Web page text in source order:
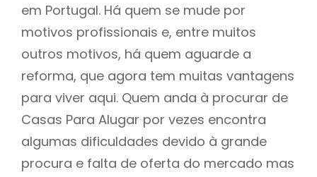
em Portugal. Há quem se mude por
motivos profissionais e, entre muitos
outros motivos, há quem aguarde a
reforma, que agora tem muitas vantagens
para viver aqui. Quem anda à procurar de
Casas Para Alugar por vezes encontra
algumas dificuldades devido à grande
procura e falta de oferta do mercado mas